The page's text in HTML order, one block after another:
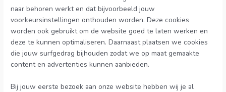
naar behoren werkt en dat bijvoorbeeld jouw
voorkeursinstellingen onthouden worden. Deze cookies
worden ook gebruikt om de website goed te laten werken en
deze te kunnen optimaliseren. Daarnaast plaatsen we cookies
die jouw surfgedrag bijhouden zodat we op maat gemaakte
content en advertenties kunnen aanbieden.
Bij jouw eerste bezoek aan onze website hebben wij je al